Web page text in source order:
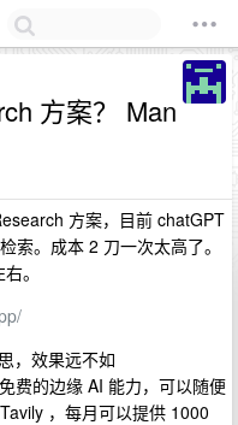
方案？ Man
方案，目前 chatGPT
索。成本 2 刀一次太高了。
。
，效果远不如
费的边缘 AI 能力，可以随便
，每月可以提供 1000